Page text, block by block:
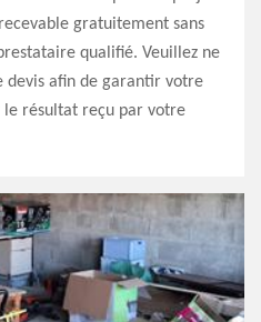
gratuitement sans
qualifié. Veuillez ne
devis afin de garantir votre
résultat reçu par votre